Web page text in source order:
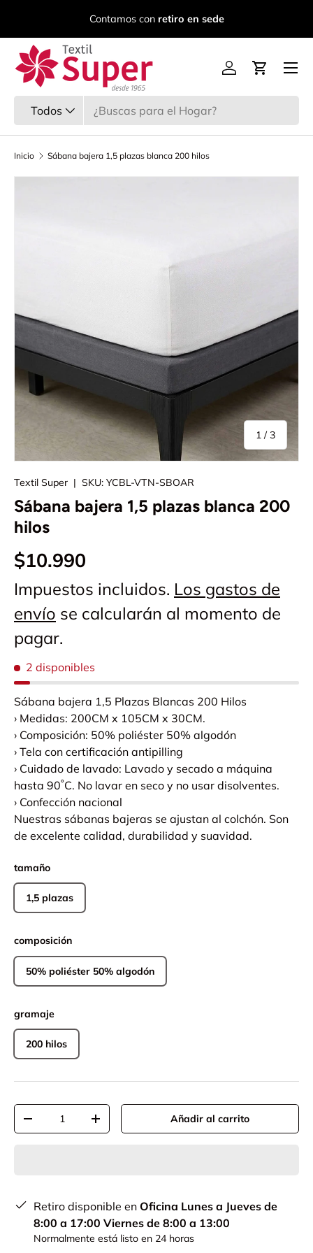
Ir al contenido
Contamos conretiro en sede
Todos
Iniciar sesión
Carrito
Menú
Inicio Sábana bajera 1,5 plazas blanca 200 hilos
1 /de
3
Textil Super | SKU: YCBL-VTN-SBOAR
Sábana bajera 1,5 plazas blanca 200
hilos
$10.990
Impuestos incluidos. Los gastos de
envío se calcularán al momento de
pagar.
2 disponibles
Sábana bajera 1,5 Plazas Blancas 200 Hilos
› Medidas: 200CM x 105CM x 30CM.
› Composición: 50% poliéster 50% algodón
› Tela con certificación antipilling
› Cuidado de lavado: Lavado y secado a máquina
hasta 90˚C. No lavar en seco y no usar disolventes.
› Confección nacional
Nuestras sábanas bajeras se ajustan al colchón. Son
de excelente calidad, durabilidad y suavidad.
tamaño
1,5 plazas
composición
50% poliéster 50% algodón
gramaje
200 hilos
Cant.
-
+ Añadir al carrito
Retiro disponible en Oficina Lunes a Jueves de
8:00 a 17:00 Viernes de 8:00 a 13:00
Normalmente está listo en 24 horas